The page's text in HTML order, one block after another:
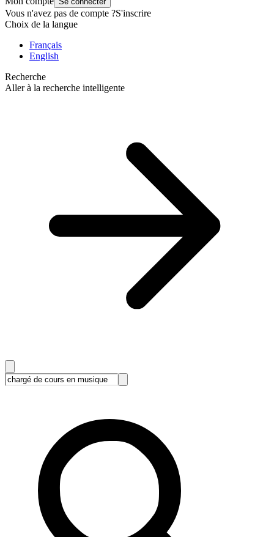
Vous n'avez pas de compte ?S'inscrire
Choix de la langue
Français
English
Recherche
Aller à la recherche intelligente